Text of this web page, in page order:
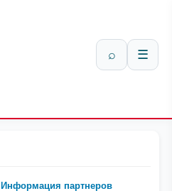
⌕ ☰
Информация партнеров